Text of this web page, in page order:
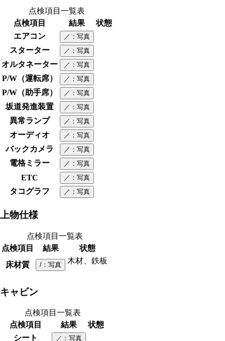
点検項目一覧表
点検項目
結果
状態
エアコン
／ ：写真
スターター ／ ：写真
オルタネーター ／ ：写真
P/W（運転席） ／ ：写真
P/W（助手席） ／ ：写真
坂道発進装置 ／ ：写真
異常ランプ ／ ：写真
オーディオ ／ ：写真
バックカメラ ／ ：写真
電格ミラー ／ ：写真
ETC ／ ：写真
タコグラフ ／ ：写真
上物仕様
点検項目一覧表
点検項目
結果
状態
床材質
/ ：写真 木材、鉄板
キャビン
点検項目一覧表
点検項目
結果
状態
シート
／ ：写真